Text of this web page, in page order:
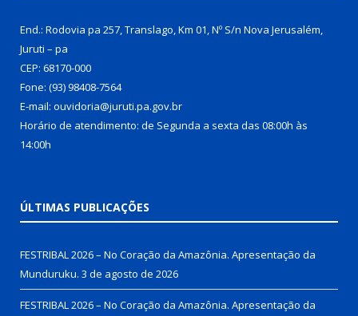
End.: Rodovia pa 257, Translago, Km 01, Nº S/n Nova Jerusalém,
Juruti – pa
CEP: 68170-000
Fone: (93) 98408-7564
E-mail: ouvidoria@juruti.pa.gov.br
Horário de atendimento: de Segunda a sexta das 08:00h às
14:00h
ÚLTIMAS PUBLICAÇÕES
FESTRIBAL 2026 – No Coração da Amazônia. Apresentação da
Munduruku. 3 de agosto de 2026
FESTRIBAL 2026 – No Coração da Amazônia. Apresentação da